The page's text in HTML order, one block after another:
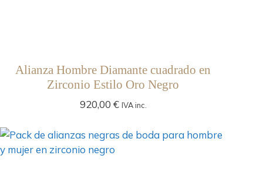
Alianza Hombre Diamante cuadrado en
Zirconio Estilo Oro Negro
920,00 € IVA inc.